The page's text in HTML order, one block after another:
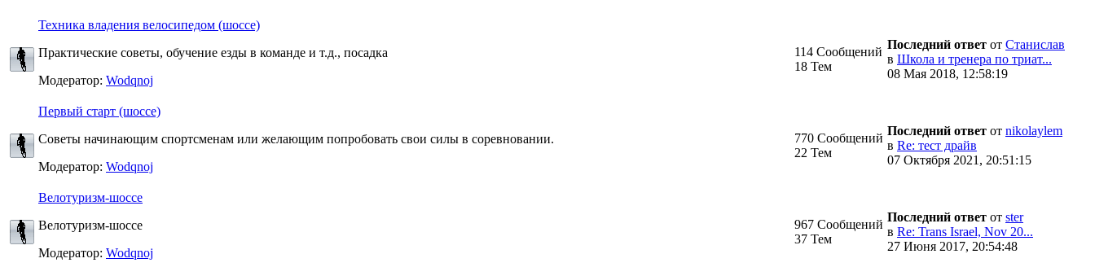
Техника владения велосипедом (шоссе)
Практические советы, обучение езды в команде и т.д., посадка
Модератор: Wodqnoj
114 Сообщений
18 Тем
Последний ответ от Станислав
в Школа и тренера по триат...
08 Мая 2018, 12:58:19
Первый старт (шоссе)
Советы начинающим спортсменам или желающим попробовать свои силы в соревновании.
Модератор: Wodqnoj
770 Сообщений
22 Тем
Последний ответ от nikolaylem
в Re: тест драйв
07 Октября 2021, 20:51:15
Велотуризм-шоссе
Велотуризм-шоссе
Модератор: Wodqnoj
967 Сообщений
37 Тем
Последний ответ от ster
в Re: Trans Israel, Nov 20...
27 Июня 2017, 20:54:48